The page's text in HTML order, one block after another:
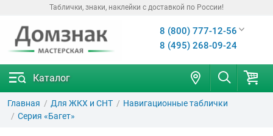
Таблички, знаки, наклейки с доставкой по России!
8 (800) 777-12-56
8 (495) 268-09-24
Каталог
Главная Для ЖКХ и СНТ
Навигационные таблички
Серия «Багет»